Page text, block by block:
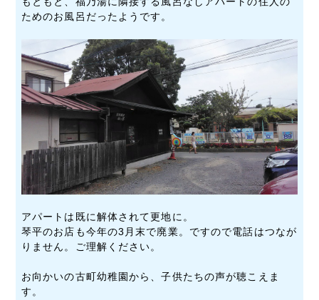
ためのお風呂だったようです。
アパートは既に解体されて更地に。
琴平のお店も今年の3月末で廃業。ですので電話はつなが
りません。ご理解ください。
お向かいの古町幼稚園から、子供たちの声が聴こえま
す。